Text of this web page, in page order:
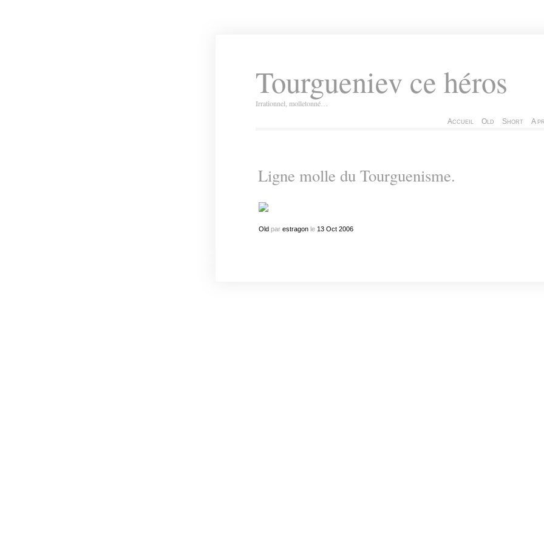
Tourgueniev ce héros
Irrationnel, molletonné…
Accueil Old Short A
Ligne molle du Tourguenisme.
Old par estragonle 13 Oct 2006